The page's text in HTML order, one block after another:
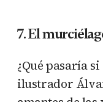
7. El
¿Qué pasaría si
ilustrador